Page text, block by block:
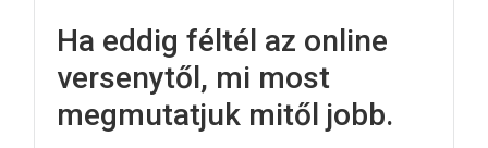
Ha eddig féltél az online
versenytől, mi most
megmutatjuk mitől jobb.